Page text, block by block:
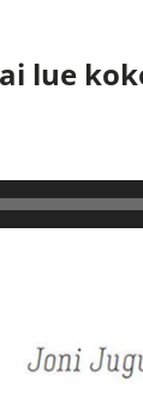
lue